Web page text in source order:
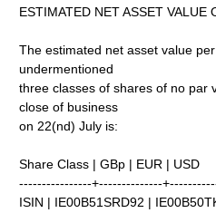
ESTIMATED NET ASSET VALUE
The estimated net asset value
undermentioned
three classes of shares of no par
close of business
on 22(nd) July is:
Share Class | GBp | EUR | USD
----------------+--------------
ISIN | IE00B51SRD92 |